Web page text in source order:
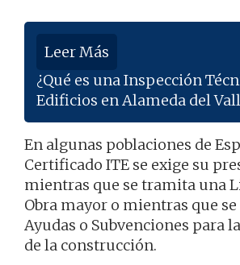
Leer Más
¿Qué es una Inspección
Edificios en Alameda del
En algunas poblaciones de
Certificado ITE se exige su
mientras que se tramita una
Obra mayor o mientras que
Ayudas o Subvenciones para
de la construcción.